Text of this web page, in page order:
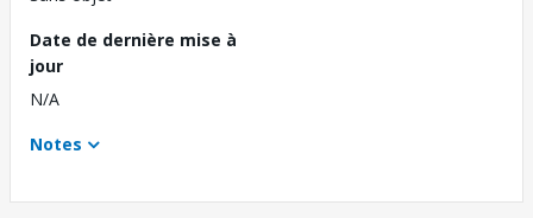
Date de dernière mise à
jour
N/A
Notes